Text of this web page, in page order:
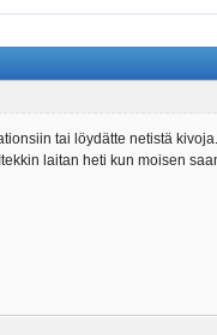
tai löydätte netistä
laitan heti kun moisen